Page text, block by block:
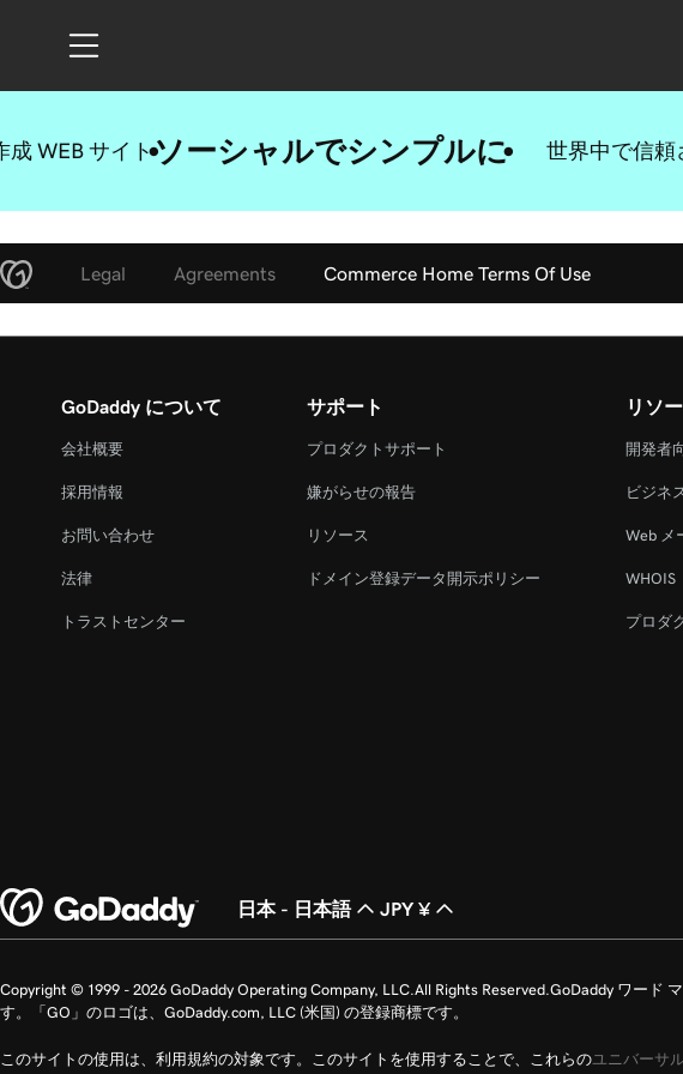
成 WEB サイトソーシャルでシンプルに 世界中で信頼
Legal Agreements Commerce Home Terms Of Use
GoDaddy について
会社概要
採用情報
お問い合わせ
法律
トラストセンター
サポート
プロダクトサポート
嫌がらせの報告
リソース
ドメイン登録データ開示ポリシー
リソ
開発者
ビジネ
Web メ
WHOIS
プロダ
日本 - 日本語 JPY ¥
Copyright © 1999 - 2026 GoDaddy Operating Company, LLC.All Rights Reserved.GoDaddy ワー
す。「GO」のロゴは、GoDaddy.com, LLC (米国) の登録商標です。
このサイトの使用は、利用規約の対象です。このサイトを使用することで、これらのユニバーサ